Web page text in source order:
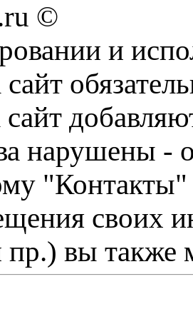
©
и
сайт
нарушены -
"Контакты"
своих
пр.) вы также